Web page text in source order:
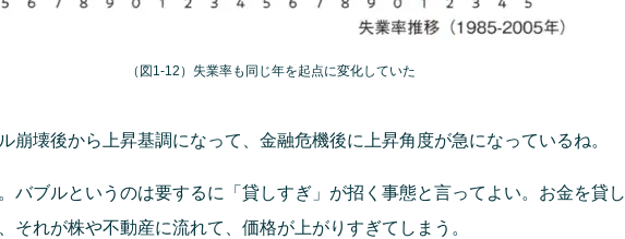
（図1-12）失業率も同じ年を起点に変化していた
崩壊後から上昇基調になって、金融危機後に上昇角度が急になっているね。
ブルというのは要するに「貸しすぎ」が招く事態と言ってよい。お金を貸し
それが株や不動産に流れて、価格が上がりすぎてしまう。